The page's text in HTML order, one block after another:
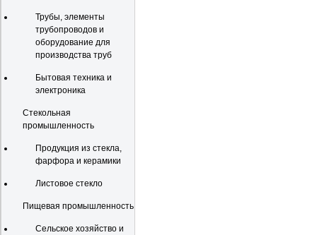
Трубы, элементы
трубопроводов и
оборудование для
производства труб
Бытовая техника и
электроника
Стекольная
промышленность
Продукция из стекла,
фарфора и керамики
Листовое стекло
Пищевая промышленность
Сельское хозяйство и